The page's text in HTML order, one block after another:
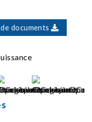
documents